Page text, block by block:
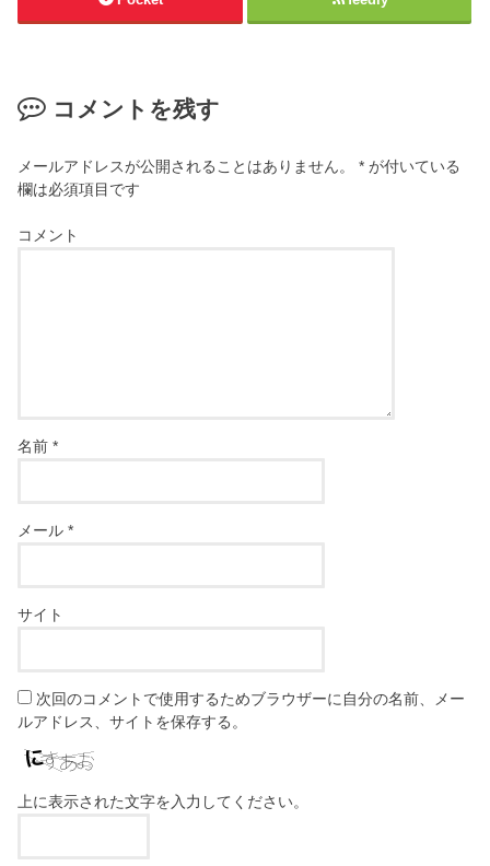
コメントを残す
メールアドレスが公開されることはありません。 * が付いている
欄は必須項目です
コメント
名前*
メール*
サイト
次回のコメントで使用するためブラウザーに自分の名前、メー
ルアドレス、サイトを保存する。
上に表示された文字を入力してください。